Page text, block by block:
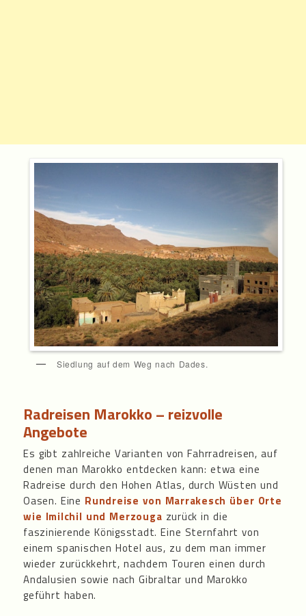
Siedlung auf dem Weg nach Dades.
Radreisen Marokko – reizvolle
Angebote
Es gibt zahlreiche Varianten von Fahrradreisen, auf
denen man Marokko entdecken kann: etwa eine
Radreise durch den Hohen Atlas, durch Wüsten und
Oasen. Eine Rundreise von Marrakesch über Orte
wie Imilchil und Merzouga zurück in die
faszinierende Königsstadt. Eine Sternfahrt von
einem spanischen Hotel aus, zu dem man immer
wieder zurückkehrt, nachdem Touren einen durch
Andalusien sowie nach Gibraltar und Marokko
geführt haben.